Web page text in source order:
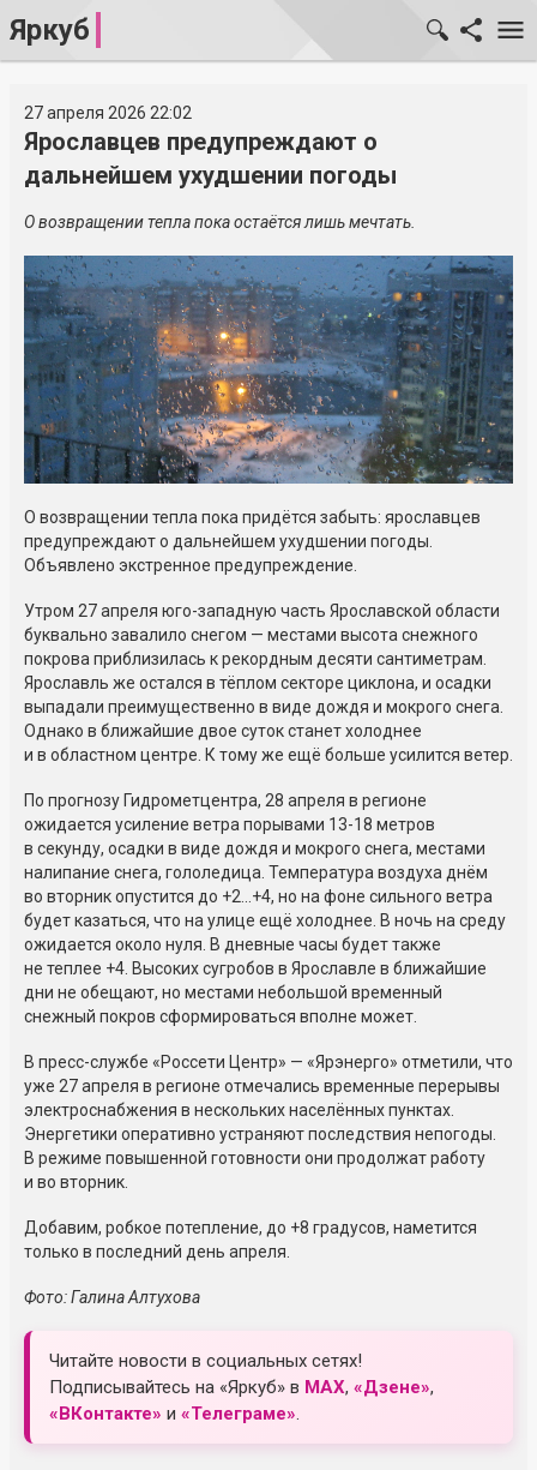
Яркуб
27 апреля 2026 22:02
Ярославцев предупреждают о
дальнейшем ухудшении погоды
О возвращении тепла пока остаётся лишь мечтать.
О возвращении тепла пока придётся забыть: ярославцев
предупреждают о дальнейшем ухудшении погоды.
Объявлено экстренное предупреждение.
Утром 27 апреля юго-западную часть Ярославской области
буквально завалило снегом — местами высота снежного
покрова приблизилась к рекордным десяти сантиметрам.
Ярославль же остался в тёплом секторе циклона, и осадки
выпадали преимущественно в виде дождя и мокрого снега.
Однако в ближайшие двое суток станет холоднее
и в областном центре. К тому же ещё больше усилится ветер.
По прогнозу Гидрометцентра, 28 апреля в регионе
ожидается усиление ветра порывами 13-18 метров
в секунду, осадки в виде дождя и мокрого снега, местами
налипание снега, гололедица. Температура воздуха днём
во вторник опустится до +2...+4, но на фоне сильного ветра
будет казаться, что на улице ещё холоднее. В ночь на среду
ожидается около нуля. В дневные часы будет также
не теплее +4. Высоких сугробов в Ярославле в ближайшие
дни не обещают, но местами небольшой временный
снежный покров сформироваться вполне может.
В пресс-службе «Россети Центр» — «Ярэнерго» отметили, что
уже 27 апреля в регионе отмечались временные перерывы
электроснабжения в нескольких населённых пунктах.
Энергетики оперативно устраняют последствия непогоды.
В режиме повышенной готовности они продолжат работу
и во вторник.
Добавим, робкое потепление, до +8 градусов, наметится
только в последний день апреля.
Фото: Галина Алтухова
Читайте новости в социальных сетях!
Подписывайтесь на «Яркуб» в MAX, «Дзене»,
«ВКонтакте» и «Телеграме».